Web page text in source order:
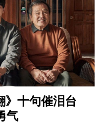
》十句催泪台
气